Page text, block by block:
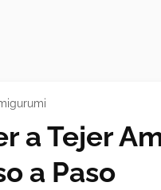
a Tejer
a Paso